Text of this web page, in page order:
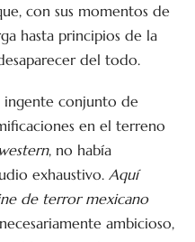
con sus momentos de
hasta principios de la
del todo.
ingente conjunto de
en el terreno
western, no había
exhaustivo.Aquí
de terror mexicano
ambicioso,